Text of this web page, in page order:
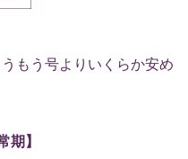
もう号よりいくらか安め
期】